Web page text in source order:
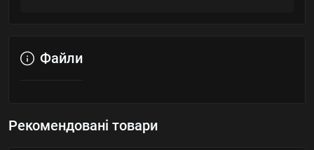
Файли
Рекомендовані товари